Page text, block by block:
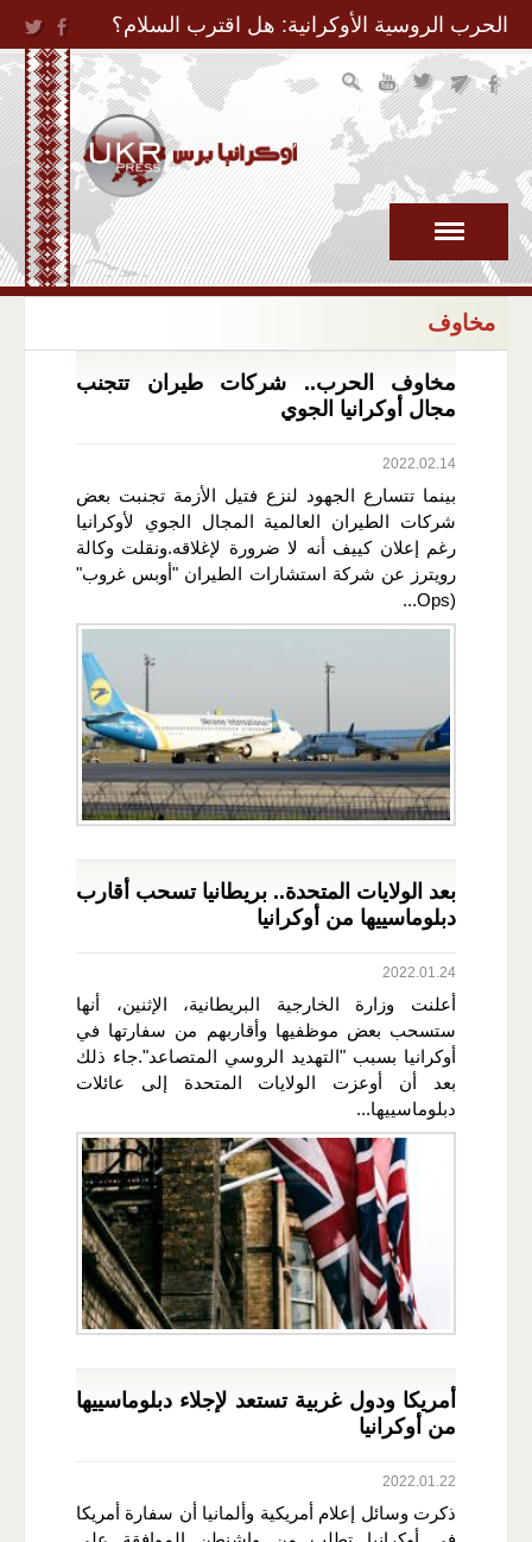
Jump to Navigation
الحرب الروسية الأوكرانية: هل اقترب السلام؟
مخاوف
مخاوف الحرب.. شركات طيران تتجنب
مجال أوكرانيا الجوي
2022.02.14
بينما تتسارع الجهود لنزع فتيل الأزمة تجنبت بعض
شركات الطيران العالمية المجال الجوي لأوكرانيا
رغم إعلان كييف أنه لا ضرورة لإغلاقه.ونقلت وكالة
رويترز عن شركة استشارات الطيران "أوبس غروب"
(Ops...
بعد الولايات المتحدة.. بريطانيا تسحب أقارب
دبلوماسييها من أوكرانيا
2022.01.24
أعلنت وزارة الخارجية البريطانية، الإثنين، أنها
ستسحب بعض موظفيها وأقاربهم من سفارتها في
أوكرانيا بسبب "التهديد الروسي المتصاعد".جاء ذلك
بعد أن أوعزت الولايات المتحدة إلى عائلات
دبلوماسييها...
أمريكا ودول غربية تستعد لإجلاء دبلوماسييها
من أوكرانيا
2022.01.22
ذكرت وسائل إعلام أمريكية وألمانيا أن سفارة أمريكا